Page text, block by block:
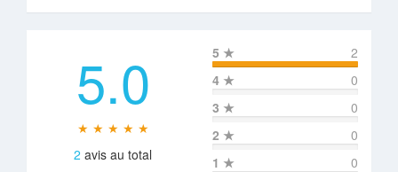
5.0
★ ★ ★ ★ ★
2 avis au total
5 ★
2
4 ★
0
3 ★
0
2 ★
0
1 ★ 0